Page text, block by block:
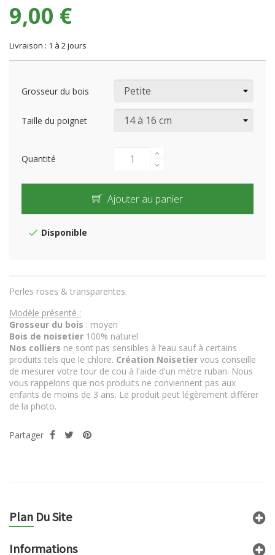
9,00 €
Livraison : 1 à 2 jours
Grosseur du bois
Taille du poignet
Quantité
Ajouter au panier
Disponible
Perles roses & transparentes.
Modèle présenté :
Grosseur du bois : moyen
Bois de noisetier 100% naturel
Nos colliers ne sont pas sensibles à l’eau sauf à certains
produits tels que le chlore. Création Noisetier vous conseille
de mesurer votre tour de cou à l'aide d'un mètre ruban. Nous
vous rappelons que nos produits ne conviennent pas aux
enfants de moins de 3 ans. Le produit peut légèrement différer
de la photo.
Partager
Plan Du Site
Informations